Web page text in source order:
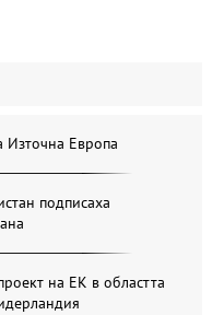
Източна Европа
подписаха
на ЕК в областта